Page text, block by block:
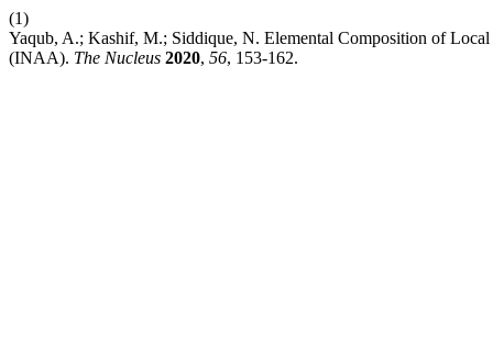
(1)
Yaqub, A.; Kashif, M.; Siddique, N. Elemental Composition of
(INAA). The Nucleus 2020, 56, 153-162.